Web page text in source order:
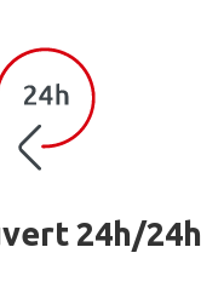
24h/24h